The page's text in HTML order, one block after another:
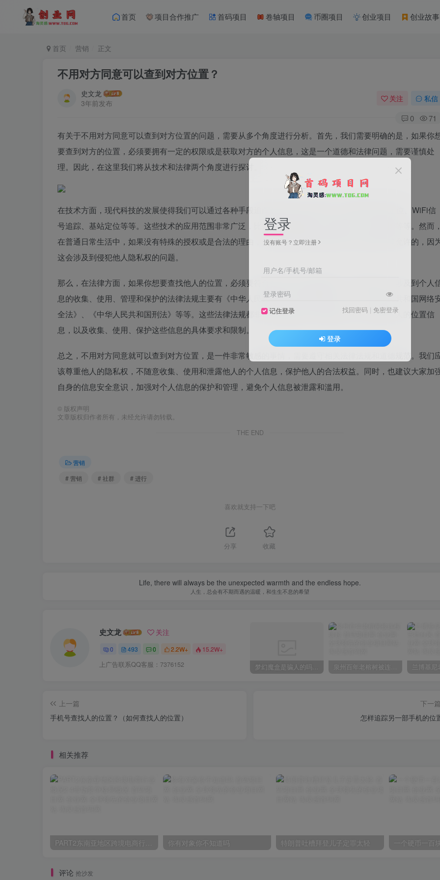
首页 项目合作推广 首码项目 卷轴项目 币圈项目 创业项目 创业故事
首页 营销 正文
不用对方同意可以查到对方位置？
史文龙
3年前发布
关注 私信
0 71
有关于不用对方同意可以查到对方位置的问题，需要从多个角度进行分析。首先，我们需要明确的是，如果你
要查到对方的位置，必须要拥有一定的权限或是获取对方的个人信息，这是一个道德和法律问题，需要谨慎处
理。因此，在这里我们将从技术和法律两个角度进行探讨。
在技术方面，现代科技的发展使得我们可以通过各种手段追踪和定位他人的位置，比如通过GPS定位、WiFi信
号追踪、基站定位等等。这些技术的应用范围非常广泛，比如用于紧急救援、防盗追踪、儿童保护等等。然而，
在普通日常生活中，如果没有特殊的授权或是合法的理由，使用这些技术来查找他人的位置是不被允许的，因
这会涉及到侵犯他人隐私权的问题。
那么，在法律方面，如果你想要查找他人的位置，必须要符合相关法律法规的规定。比如在中国，涉及到个人
息的收集、使用、管理和保护的法律法规主要有《中华人民共和国个人信息保护法》、《中华人民共和国网络
全法》、《中华人民共和国刑法》等等。这些法律法规都非常明确地规定了哪些情况下可以收集他人的位置信
息，以及收集、使用、保护这些信息的具体要求和限制。
总之，不用对方同意就可以查到对方位置，是一件非常敏感的事情，需要遵守相关法律法规和道德规范。我们
该尊重他人的隐私权，不随意收集、使用和泄露他人的个人信息，保护他人的合法权益。同时，也建议大家加
自身的信息安全意识，加强对个人信息的保护和管理，避免个人信息被泄露和滥用。
© 版权声明
文章版权归作者所有，未经允许请勿转载。
THE END
营销
# 营销
# 社群 # 进行
喜欢就支持一下吧
分享 收藏
Life, there will always be the unexpected warmth and the endless hope.
人生，总会有不期而遇的温暖，和生生不息的希望
史文龙 关注
0 493 0 2.2W+ 15.2W+
上广告联系QQ客服：7376152 梦幻魔盒是骗人的吗【梦幻魔盒干嘛的】 泉州百年老榕树被连根拔起
上一篇
手机号查找人的位置？（如何查找人的位置）
下一篇
怎样追踪另一部手机的位
相关推荐
你有对象你不知道吗 特朗普吐槽拜登儿子定罪太轻 一个硬币一百
评论 抢沙发
登录
没有账号？立即注册
用户名/手机号/邮箱
登录密码
记住登录 找回密码 | 免密登录
登录